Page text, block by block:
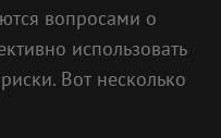
вопросами о
использовать
Вот несколько